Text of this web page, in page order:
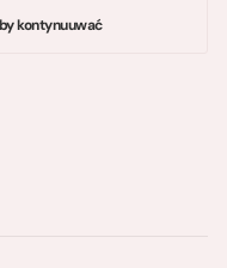
kontynuuwać